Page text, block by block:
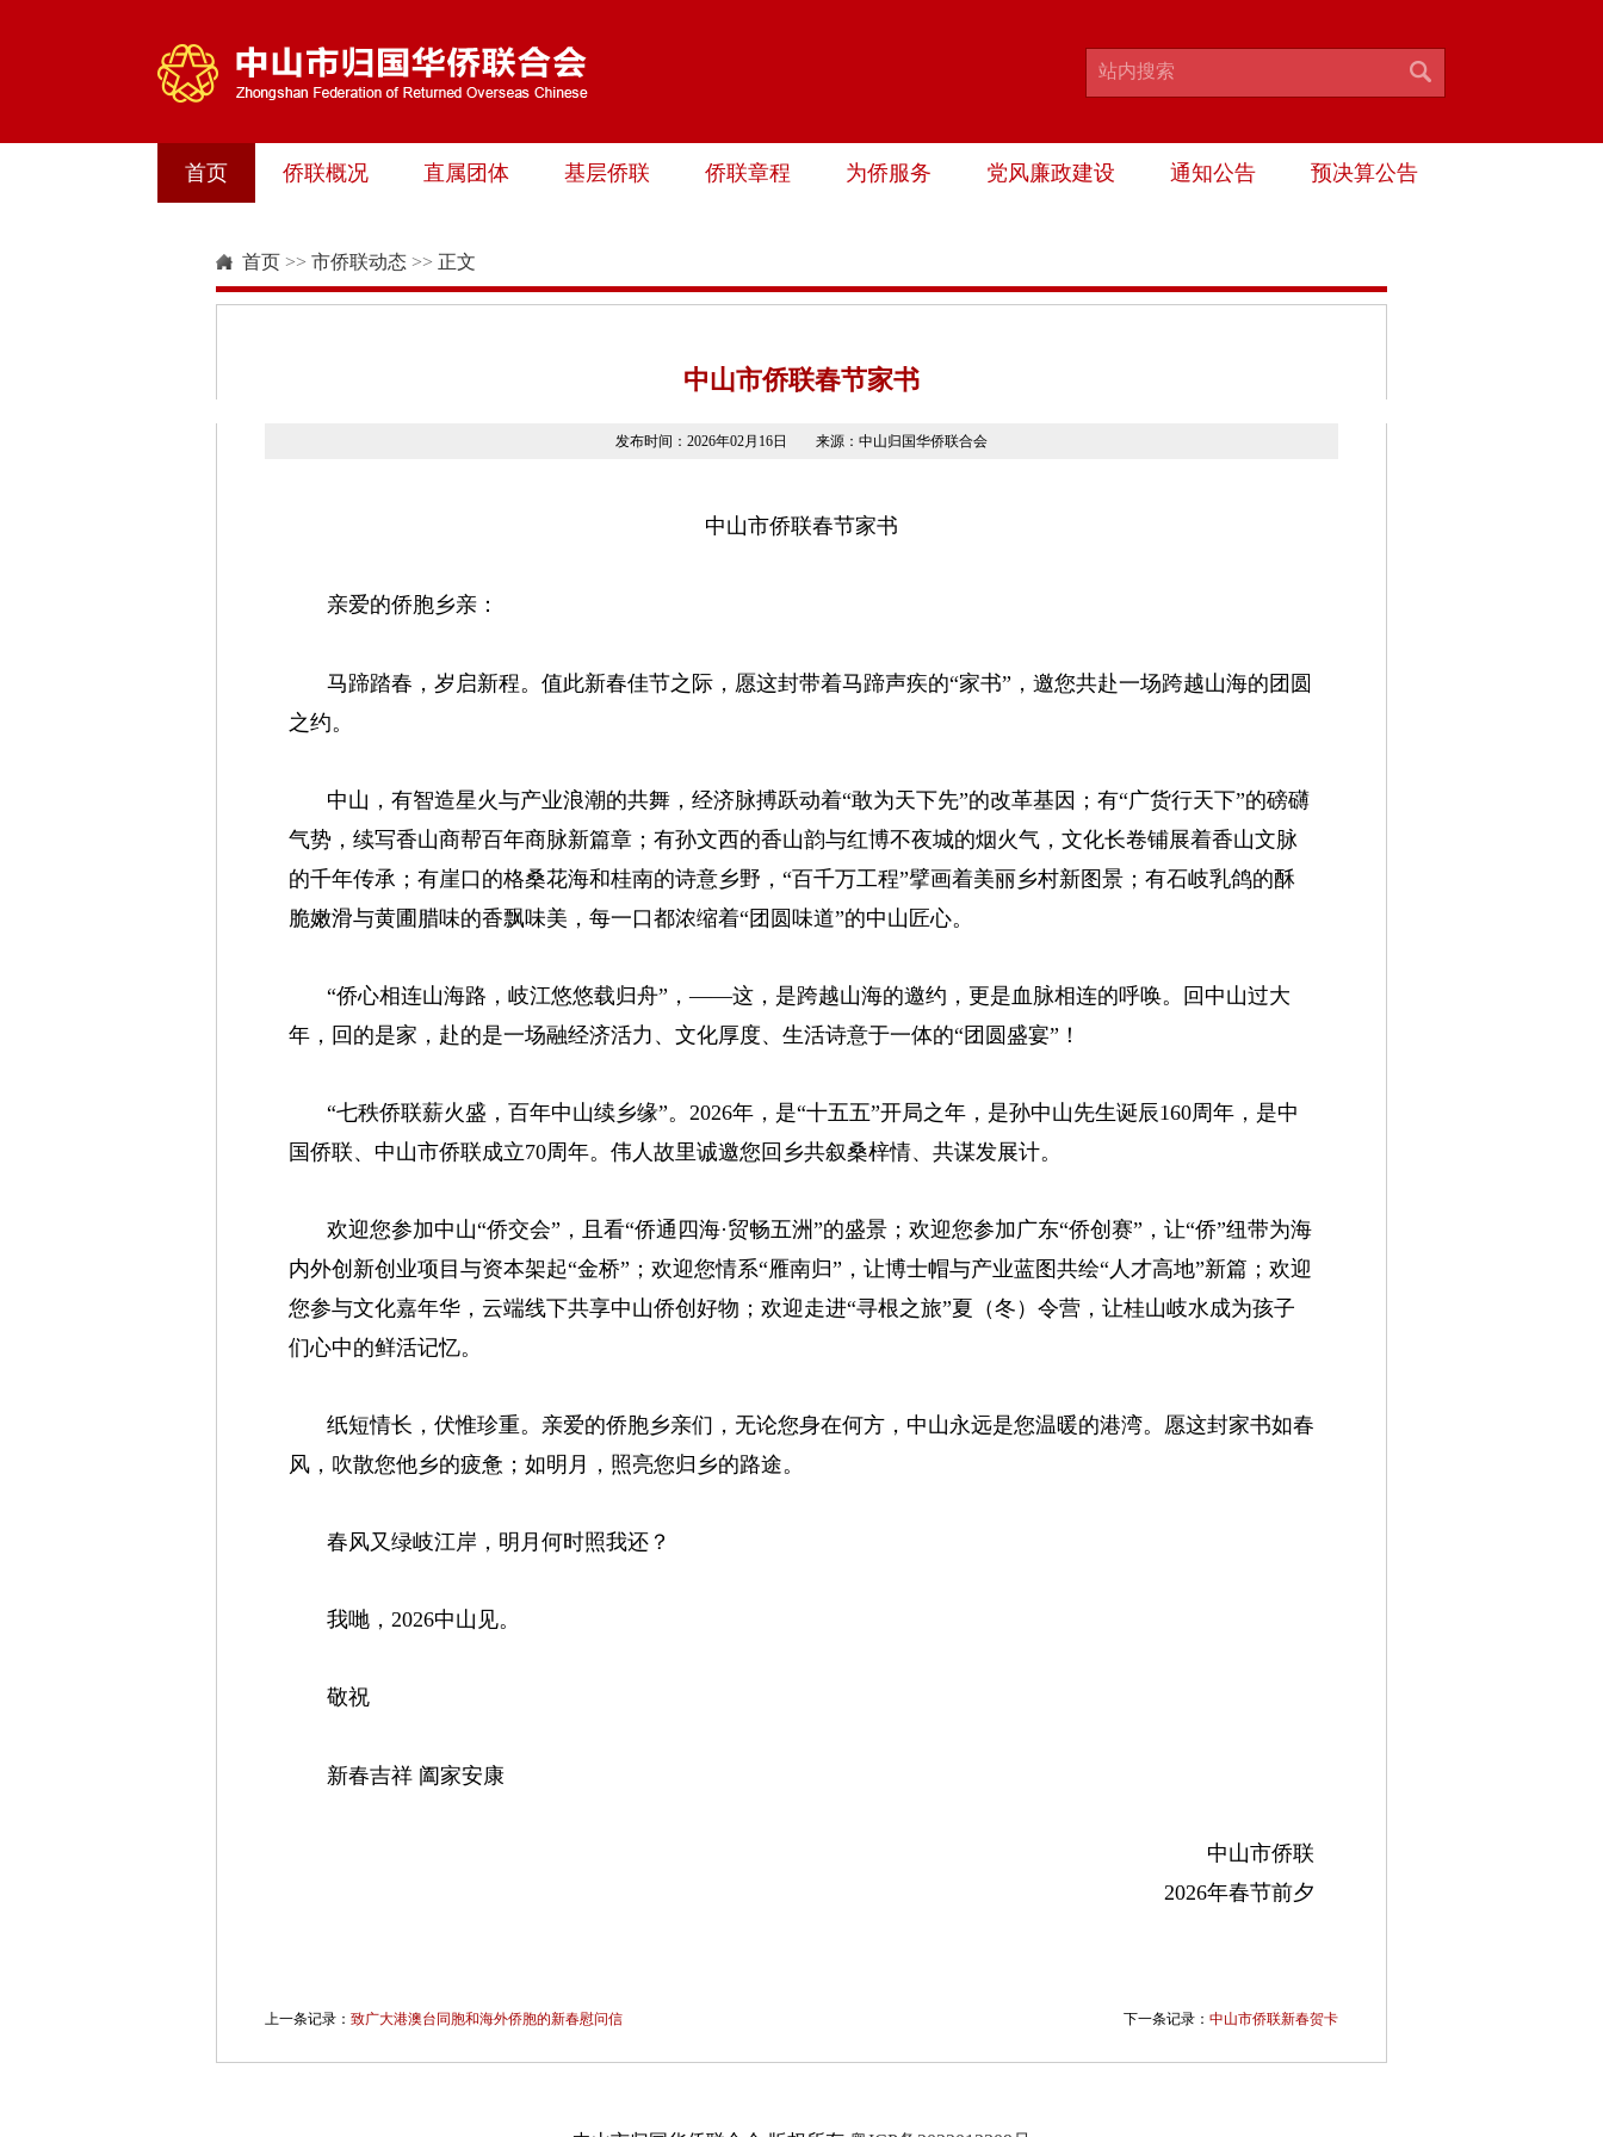
首页 侨联概况 直属团体 基层侨联 侨联章程 为侨服务 党风廉政建设 通知公告 预决算公告
首页 >> 市侨联动态 >> 正文
中山市侨联春节家书
发布时间：2026年02月16日 来源：中山归国华侨联合会
中山市侨联春节家书
亲爱的侨胞乡亲：
马蹄踏春，岁启新程。值此新春佳节之际，愿这封带着马蹄声疾的“家书”，邀您共赴一场跨越山海的团圆
之约。
中山，有智造星火与产业浪潮的共舞，经济脉搏跃动着“敢为天下先”的改革基因；有“广货行天下”的磅礴
气势，续写香山商帮百年商脉新篇章；有孙文西的香山韵与红博不夜城的烟火气，文化长卷铺展着香山文脉
的千年传承；有崖口的格桑花海和桂南的诗意乡野，“百千万工程”擘画着美丽乡村新图景；有石岐乳鸽的酥
脆嫩滑与黄圃腊味的香飘味美，每一口都浓缩着“团圆味道”的中山匠心。
“侨心相连山海路，岐江悠悠载归舟”，——这，是跨越山海的邀约，更是血脉相连的呼唤。回中山过大
年，回的是家，赴的是一场融经济活力、文化厚度、生活诗意于一体的“团圆盛宴”！
“七秩侨联薪火盛，百年中山续乡缘”。2026年，是“十五五”开局之年，是孙中山先生诞辰160周年，是中
国侨联、中山市侨联成立70周年。伟人故里诚邀您回乡共叙桑梓情、共谋发展计。
欢迎您参加中山“侨交会”，且看“侨通四海·贸畅五洲”的盛景；欢迎您参加广东“侨创赛”，让“侨”纽带为海
内外创新创业项目与资本架起“金桥”；欢迎您情系“雁南归”，让博士帽与产业蓝图共绘“人才高地”新篇；欢迎
您参与文化嘉年华，云端线下共享中山侨创好物；欢迎走进“寻根之旅”夏（冬）令营，让桂山岐水成为孩子
们心中的鲜活记忆。
纸短情长，伏惟珍重。亲爱的侨胞乡亲们，无论您身在何方，中山永远是您温暖的港湾。愿这封家书如春
风，吹散您他乡的疲惫；如明月，照亮您归乡的路途。
春风又绿岐江岸，明月何时照我还？
我哋，2026中山见。
敬祝
新春吉祥 阖家安康
中山市侨联
2026年春节前夕
上一条记录： 致广大港澳台同胞和海外侨胞的新春慰问信 下一条记录： 中山市侨联新春贺卡